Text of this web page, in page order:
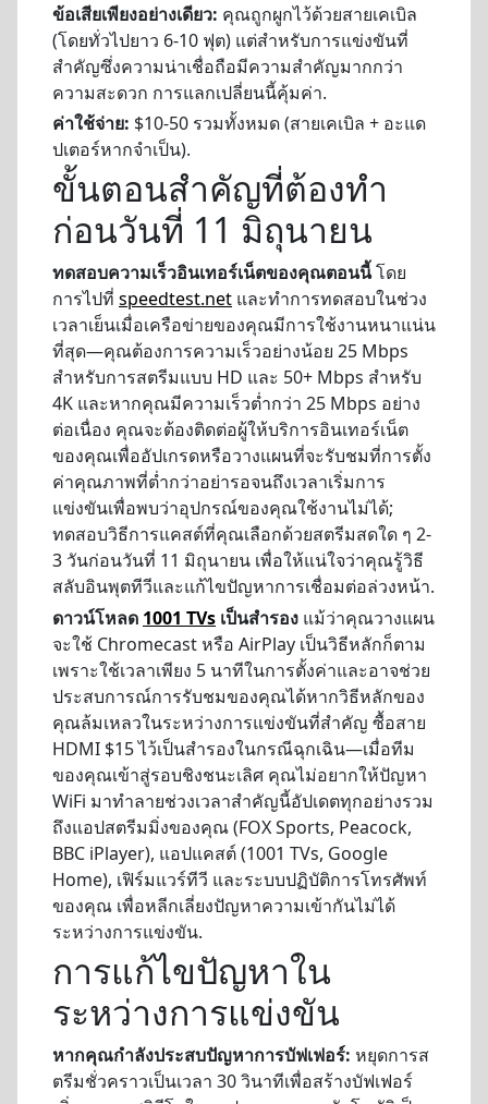
ข้อเสียเพียงอย่างเดียว: คุณถูกผูกไว้ด้วยสายเคเบิล
(โดยทั่วไปยาว 6-10 ฟุต) แต่สำหรับการแข่งขันที่
สำคัญซึ่งความน่าเชื่อถือมีความสำคัญมากกว่า
ความสะดวก การแลกเปลี่ยนนี้คุ้มค่า.
ค่าใช้จ่าย: $10-50 รวมทั้งหมด (สายเคเบิล + อะแด
ปเตอร์หากจำเป็น).
ขั้นตอนสำคัญที่ต้องทำ
ก่อนวันที่ 11 มิถุนายน
ทดสอบความเร็วอินเทอร์เน็ตของคุณตอนนี้โดย
การไปที่ speedtest.net และทำการทดสอบในช่วง
เวลาเย็นเมื่อเครือข่ายของคุณมีการใช้งานหนาแน่น
ที่สุด—คุณต้องการความเร็วอย่างน้อย 25 Mbps
สำหรับการสตรีมแบบ HD และ 50+ Mbps สำหรับ
4K และหากคุณมีความเร็วต่ำกว่า 25 Mbps อย่าง
ต่อเนื่อง คุณจะต้องติดต่อผู้ให้บริการอินเทอร์เน็ต
ของคุณเพื่ออัปเกรดหรือวางแผนที่จะรับชมที่การตั้ง
ค่าคุณภาพที่ต่ำกว่าอย่ารอจนถึงเวลาเริ่มการ
แข่งขันเพื่อพบว่าอุปกรณ์ของคุณใช้งานไม่ได้;
ทดสอบวิธีการแคสต์ที่คุณเลือกด้วยสตรีมสดใด ๆ 2-
3 วันก่อนวันที่ 11 มิถุนายน เพื่อให้แน่ใจว่าคุณรู้วิธี
สลับอินพุตทีวีและแก้ไขปัญหาการเชื่อมต่อล่วงหน้า.
ดาวน์โหลด 1001 TVs เป็นสำรอง แม้ว่าคุณวางแผน
จะใช้ Chromecast หรือ AirPlay เป็นวิธีหลักก็ตาม
เพราะใช้เวลาเพียง 5 นาทีในการตั้งค่าและอาจช่วย
ประสบการณ์การรับชมของคุณได้หากวิธีหลักของ
คุณล้มเหลวในระหว่างการแข่งขันที่สำคัญ ซื้อสาย
HDMI $15 ไว้เป็นสำรองในกรณีฉุกเฉิน—เมื่อทีม
ของคุณเข้าสู่รอบชิงชนะเลิศ คุณไม่อยากให้ปัญหา
WiFi มาทำลายช่วงเวลาสำคัญนี้อัปเดตทุกอย่างรวม
ถึงแอปสตรีมมิ่งของคุณ (FOX Sports, Peacock,
BBC iPlayer), แอปแคสต์ (1001 TVs, Google
Home), เฟิร์มแวร์ทีวี และระบบปฏิบัติการโทรศัพท์
ของคุณ เพื่อหลีกเลี่ยงปัญหาความเข้ากันไม่ได้
ระหว่างการแข่งขัน.
การแก้ไขปัญหาใน
ระหว่างการแข่งขัน
หากคุณกำลังประสบปัญหาการบัฟเฟอร์: หยุดการส
ตรีมชั่วคราวเป็นเวลา 30 วินาทีเพื่อสร้างบัฟเฟอร์